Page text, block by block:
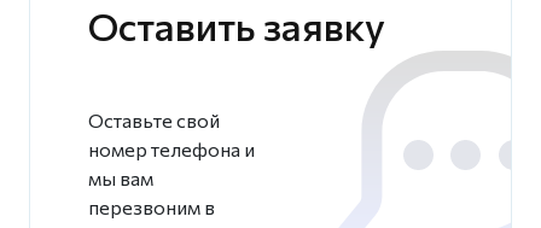
Оставить заявку
Оставьте свой
номер телефона и
мы вам
перезвоним в